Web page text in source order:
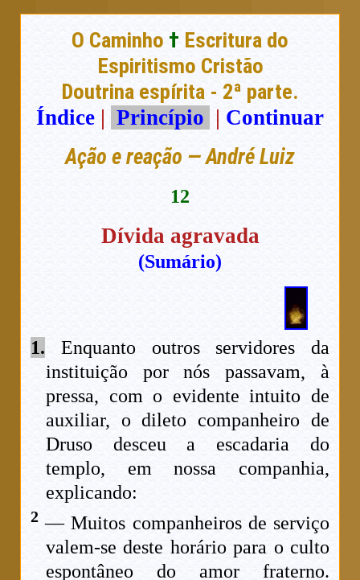
O Caminho † Escritura do
Espiritismo Cristão
Doutrina espírita - 2ª parte.
Índice | Princípio | Continuar
Ação e reação — André Luiz
12
Dívida agravada
(Sumário)
1. Enquanto outros servidores da
instituição por nós passavam, à
pressa, com o evidente intuito de
auxiliar, o dileto companheiro de
Druso desceu a escadaria do
templo, em nossa companhia,
explicando:
2 — Muitos companheiros de serviço
valem-se deste horário para o culto
espontâneo do amor fraterno.